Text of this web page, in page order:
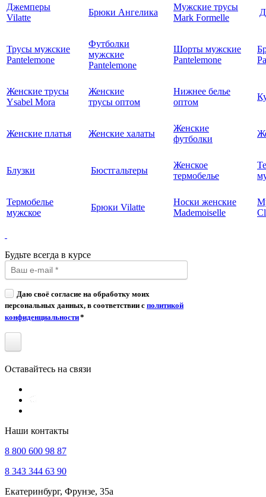
Джемперы
Vilatte
Брюки Ангелика
Мужские трусы
Mark Formelle
Трусы мужские
Pantelemone
Футболки
мужские
Pantelemone
Шорты мужские
Pantelemone
Женские трусы
Ysabel Mora
Женские
трусы оптом
Нижнее белье
оптом
Женские платья Женские халаты
Женские
футболки
Блузки Бюстгальтеры
Женское
термобелье
Термобелье
мужское
Брюки Vilatte
Носки женские
Mademoiselle
Будьте всегда в курсе
Даю своё согласие на обработку моих
персональных данных, в соответствии с политикой
конфиденциальности*
Оставайтесь на связи
Наши контакты
8 800 600 98 87
8 343 344 63 90
Екатеринбург, Фрунзе, 35а